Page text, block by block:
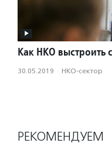
Как НКО выстроить
30.05.2019 · НКО-сектор
РЕКОМЕНДУЕМ